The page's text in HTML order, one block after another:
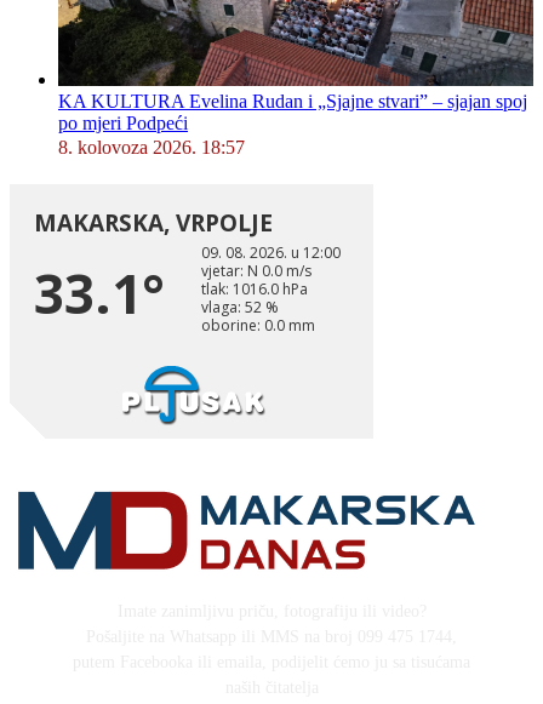
KA KULTURA Evelina Rudan i „Sjajne stvari” – sjajan spoj
po mjeri Podpeći
8. kolovoza 2026. 18:57